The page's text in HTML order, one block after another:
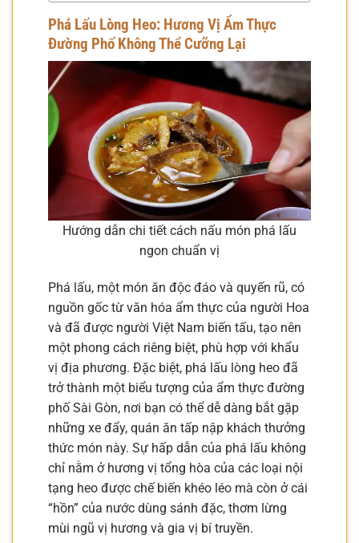
Phá Lấu Lòng Heo: Hương Vị Ẩm Thực
Đường Phố Không Thể Cưỡng Lại
Hướng dẫn chi tiết cách nấu món phá lấu
ngon chuẩn vị
Phá lấu, một món ăn độc đáo và quyến rũ, có
nguồn gốc từ văn hóa ẩm thực của người Hoa
và đã được người Việt Nam biến tấu, tạo nên
một phong cách riêng biệt, phù hợp với khẩu
vị địa phương. Đặc biệt, phá lấu lòng heo đã
trở thành một biểu tượng của ẩm thực đường
phố Sài Gòn, nơi bạn có thể dễ dàng bắt gặp
những xe đẩy, quán ăn tấp nập khách thưởng
thức món này. Sự hấp dẫn của phá lấu không
chỉ nằm ở hương vị tổng hòa của các loại nội
tạng heo được chế biến khéo léo mà còn ở cái
“hồn” của nước dùng sánh đặc, thơm lừng
mùi ngũ vị hương và gia vị bí truyền.